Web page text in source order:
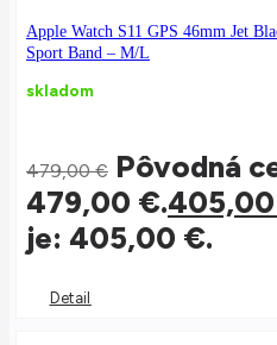
Apple Watch S11 GPS 46mm Jet
Sport Band – M/L
skladom
479,00€ Pôvodná
479,00 €.405,00
je: 405,00 €.
Detail